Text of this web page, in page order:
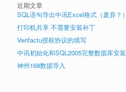
近期文章
SQL语句导出中讯Excel格式（废弃？）
打印机共享 不需要安装补丁
Verifactu授权协议的填写
中讯初始化和SQL2005完整数据库安装
神州168数据导入